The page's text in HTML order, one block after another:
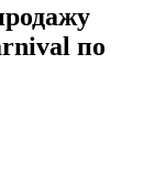
по